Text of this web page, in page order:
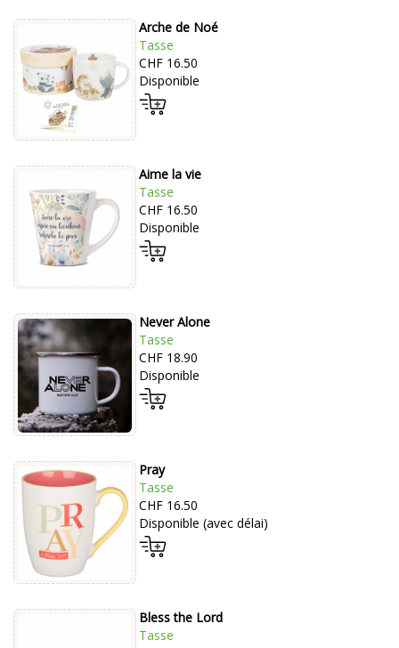
Arche de Noé
Tasse
CHF 16.50
Disponible
Aime la vie
Tasse
CHF 16.50
Disponible
Never Alone
Tasse
CHF 18.90
Disponible
Pray
Tasse
CHF 16.50
Disponible (avec délai)
Bless the Lord
Tasse